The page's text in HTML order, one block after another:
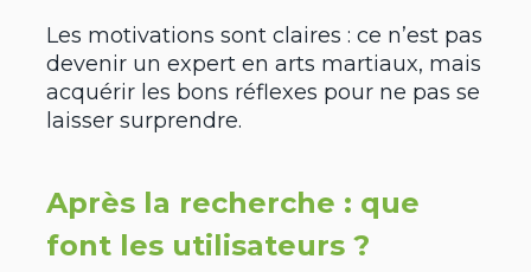
Les motivations sont claires : ce n’est pas
devenir un expert en arts martiaux, mais
acquérir les bons réflexes pour ne pas se
laisser surprendre.
Après la recherche : que
font les utilisateurs ?